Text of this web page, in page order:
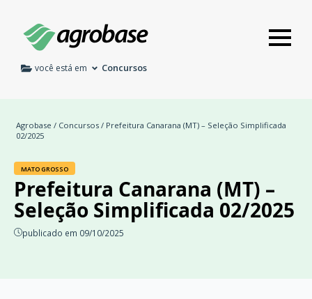
você está em Concursos
Agrobase / Concursos / Prefeitura Canarana (MT) – Seleção Simplificada
02/2025
MATO GROSSO
Prefeitura Canarana (MT) –
Seleção Simplificada 02/2025
publicado em 09/10/2025